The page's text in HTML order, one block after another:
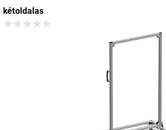
kétoldalas